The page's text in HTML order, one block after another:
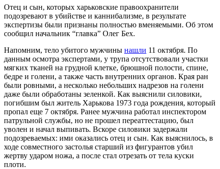
Отец и сын, которых харьковские правоохранители
подозревают в убийстве и каннибализме, в результате
экспертизы были признаны полностью вменяемыми. Об этом
сообщил начальник “главка” Олег Бех.
Напомним, тело убитого мужчины нашли 11 октября. По
данным осмотра экспертами, у трупа отсутствовали участки
мягких тканей на грудной клетке, брюшной полости, спине,
бедре и голени, а также часть внутренних органов. Края ран
были ровными, а несколько небольших надрезов на голени
даже были обработаны зеленкой. Как выяснили силовики,
погибшим был житель Харькова 1973 года рождения, который
пропал еще 7 октября. Ранее мужчина работал инспектором
патрульной службы, но не прошел переаттестацию, был
уволен и начал выпивать. Вскоре силовики задержали
подозреваемых: ими оказались отец и сын. Как выяснилось, в
ходе совместного застолья старший из фигурантов убил
жертву ударом ножа, а после стал отрезать от тела куски
плоти.